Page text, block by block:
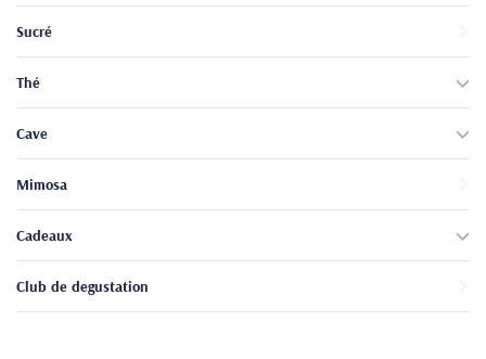
Sucré
Thé
Cave
Mimosa
Cadeaux
Club de degustation